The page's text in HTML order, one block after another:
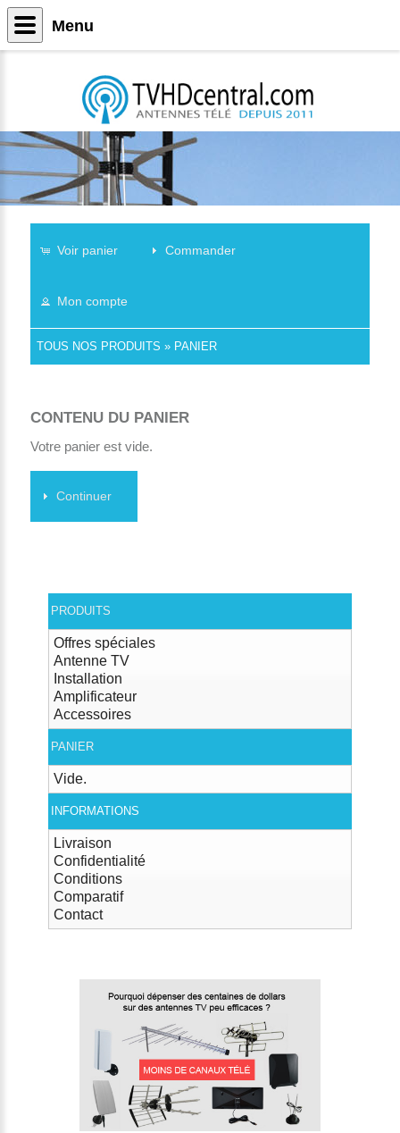
Voir panier Commander
Mon compte
TOUS NOS PRODUITS » PANIER
CONTENU DU PANIER
Votre panier est vide.
Continuer
PRODUITS
Offres spéciales
Antenne TV
Installation
Amplificateur
Accessoires
PANIER
Vide.
INFORMATIONS
Livraison
Confidentialité
Conditions
Comparatif
Contact
Menu